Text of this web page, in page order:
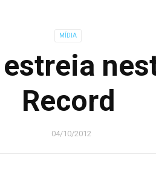
MÍDIA
estreia
Record
04/10/2012